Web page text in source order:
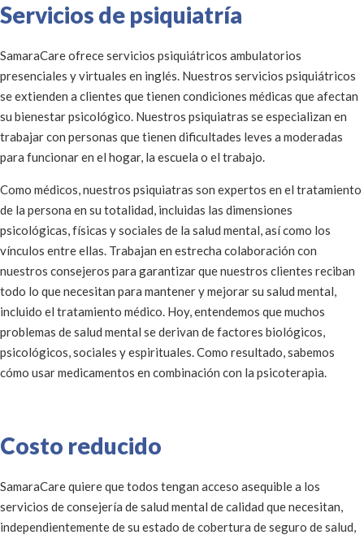
Servicios de psiquiatría
SamaraCare ofrece servicios psiquiátricos ambulatorios
presenciales y virtuales en inglés. Nuestros servicios psiquiátricos
se extienden a clientes que tienen condiciones médicas que afectan
su bienestar psicológico. Nuestros psiquiatras se especializan en
trabajar con personas que tienen dificultades leves a moderadas
para funcionar en el hogar, la escuela o el trabajo.
Como médicos, nuestros psiquiatras son expertos en el tratamiento
de la persona en su totalidad, incluidas las dimensiones
psicológicas, físicas y sociales de la salud mental, así como los
vínculos entre ellas. Trabajan en estrecha colaboración con
nuestros consejeros para garantizar que nuestros clientes reciban
todo lo que necesitan para mantener y mejorar su salud mental,
incluido el tratamiento médico. Hoy, entendemos que muchos
problemas de salud mental se derivan de factores biológicos,
psicológicos, sociales y espirituales. Como resultado, sabemos
cómo usar medicamentos en combinación con la psicoterapia.
Costo reducido
SamaraCare quiere que todos tengan acceso asequible a los
servicios de consejería de salud mental de calidad que necesitan,
independientemente de su estado de cobertura de seguro de salud,